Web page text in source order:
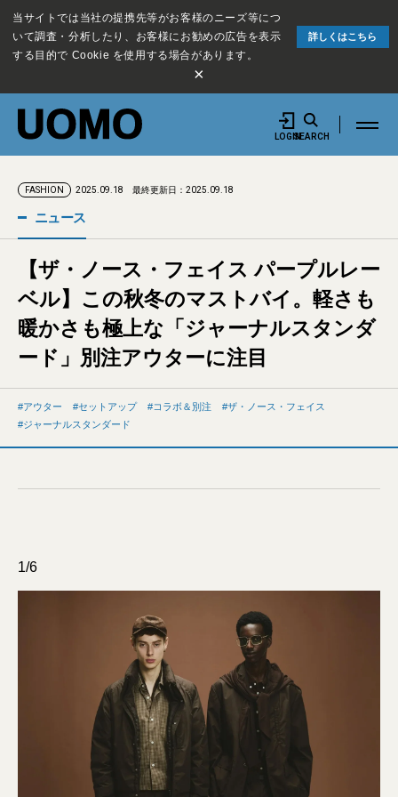
当サイトでは当社の提携先等がお客様のニーズ等につ
いて調査・分析したり、お客様にお勧めの広告を表示
する目的で Cookie を使用する場合があります。
詳しくはこちら
×
LOGINSEARCH
FASHION 2025.09.18 最終更新日：2025.09.18
ニュース
【ザ・ノース・フェイス パープルレー
ベル】この秋冬のマストバイ。軽さも
暖かさも極上な「ジャーナルスタンダ
ード」別注アウターに注目
アウター セットアップ コラボ＆別注
ザ・ノース・フェイス
ジャーナルスタンダード
1/6